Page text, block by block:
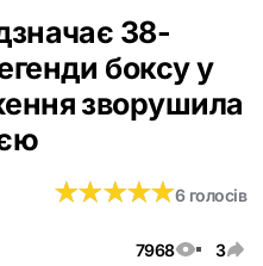
38-
боксу у
зворушила
7968 3
★★★★★
★★★★★6 голосів